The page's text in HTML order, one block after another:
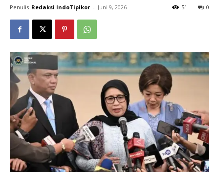
Penulis Redaksi IndoTipikor - Juni 9, 2026 0
51